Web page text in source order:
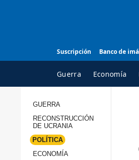
Suscripción Banco de
Guerra Economía
TODAS LAS
GUERRA
RECONSTRUCCIÓN
DE UCRANIA
POLÍTICA
ECONOMÍA